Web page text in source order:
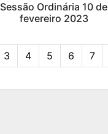
Sessão Ordinária 10 de
fevereiro 2023
3 4 5 6 7